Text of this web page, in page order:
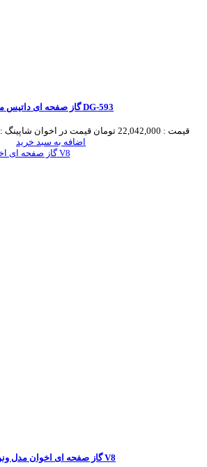
گاز صفحه ای داتیس مدل DG-593
قیمت : 22,042,000 تومان قیمت در اخوان شاپینگ :
اضافه به سبد خرید
گاز صفحه ای اخوان مدل ونوس V8